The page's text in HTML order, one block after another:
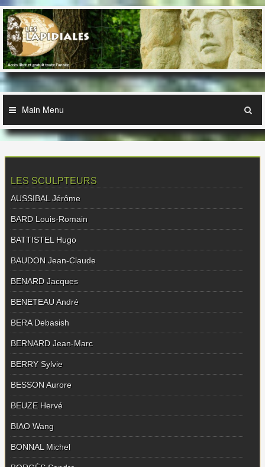
Skip
to
content
Main Menu
LES SCULPTEURS
AUSSIBAL Jérôme
BARD Louis-Romain
BATTISTEL Hugo
BAUDON Jean-Claude
BENARD Jacques
BENETEAU André
BERA Debasish
BERNARD Jean-Marc
BERRY Sylvie
BESSON Aurore
BEUZE Hervé
BIAO Wang
BONNAL Michel